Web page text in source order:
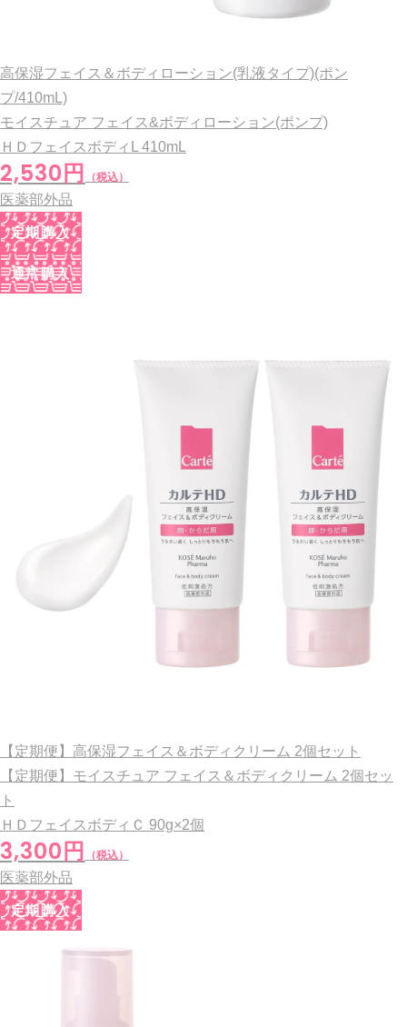
高保湿フェイス＆ボディローション(乳液タイプ)(ポン
プ/410mL)
モイスチュア フェイス&ボディローション(ポンプ)
ＨＤフェイスボディL 410mL
2,530円 （税込）
医薬部外品
定期購入
通常購入
【定期便】高保湿フェイス＆ボディクリーム 2個セット
【定期便】モイスチュア フェイス＆ボディクリーム 2個セッ
ト
ＨＤフェイスボディＣ 90g×2個
3,300円 （税込）
医薬部外品
定期購入